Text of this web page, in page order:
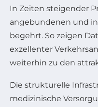
In Zeiten steigender
angebundenen und
begehrt. So zeigen
exzellenter
weiterhin zu den
Die strukturelle
medizinische